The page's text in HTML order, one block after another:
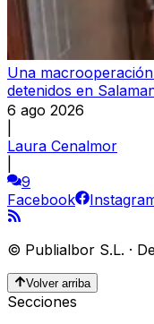
Una
detenidos en
6 ago 2026
Laura Cenalmor
9
Facebook
© Publialbor S.L. ·
Volver arriba
Secciones